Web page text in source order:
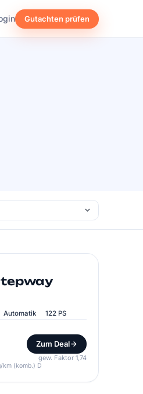
Gutachten prüfen
Automatik 122 PS
Zum Deal
gew. Faktor 1,74
km (komb.) D